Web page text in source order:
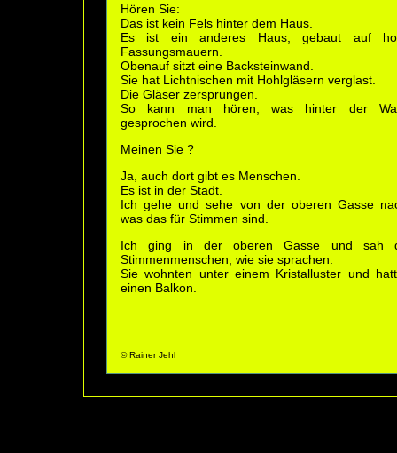
Hören Sie:
Das ist kein Fels hinter dem Haus.
Es ist ein anderes Haus, gebaut auf
Fassungsmauern.
Obenauf sitzt eine Backsteinwand.
Sie hat Lichtnischen mit Hohlgläsern verglast.
Die Gläser zersprungen.
So kann man hören, was hinter der
gesprochen wird.
Meinen Sie ?
Ja, auch dort gibt es Menschen.
Es ist in der Stadt.
Ich gehe und sehe von der oberen Gasse
was das für Stimmen sind.
Ich ging in der oberen Gasse und sah
Stimmenmenschen, wie sie sprachen.
Sie wohnten unter einem Kristalluster und
einen Balkon.
© Rainer Jehl